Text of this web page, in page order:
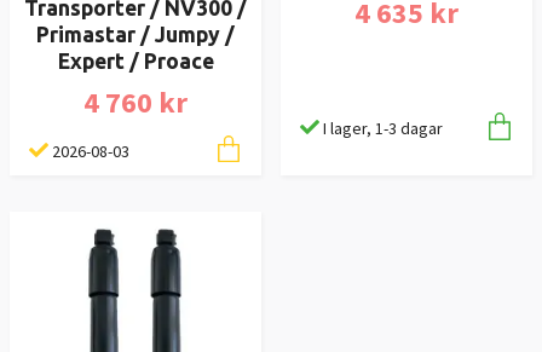
Transporter / NV300 /
Primastar / Jumpy /
Expert / Proace
4 760 kr
2026-08-03
4 635 kr
I lager, 1-3 dagar